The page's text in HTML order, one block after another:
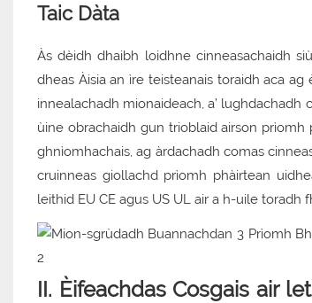
Taic Dàta
Às dèidh dhaibh loidhne cinneasachaidh
dheas Àisia an ìre teisteanais toraidh aca
innealachadh mionaideach, a’
ùine obrachaidh gun trioblaid airson prìomh
ghnìomhachais, ag àrdachadh comas
cruinneas giollachd prìomh phàirtean
leithid EU CE agus US UL air a h-uile toradh
II. Èifeachdas Cosgais air